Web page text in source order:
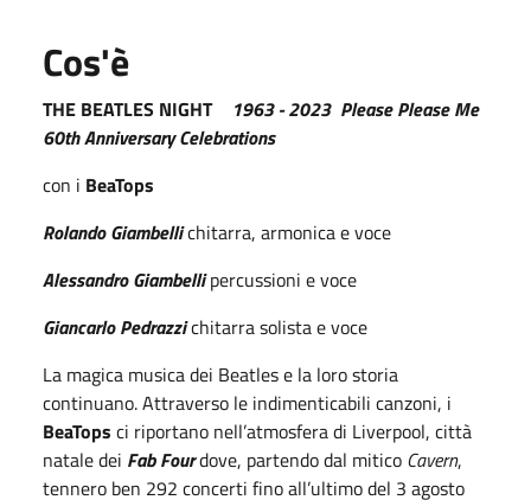
Cos'è
THE BEATLES NIGHT
1963 - 2023 Please Please Me
60th Anniversary Celebrations
con i BeaTops
Rolando Giambellichitarra, armonica e voce
Alessandro Giambellipercussioni e voce
Giancarlo Pedrazzichitarra solista e voce
La magica musica dei Beatles e la loro storia
continuano. Attraverso le indimenticabili canzoni, i
BeaTops ci riportano nell’atmosfera di Liverpool, città
natale dei Fab Fourdove, partendo dal mitico Cavern,
tennero ben 292 concerti fino all’ultimo del 3 agosto